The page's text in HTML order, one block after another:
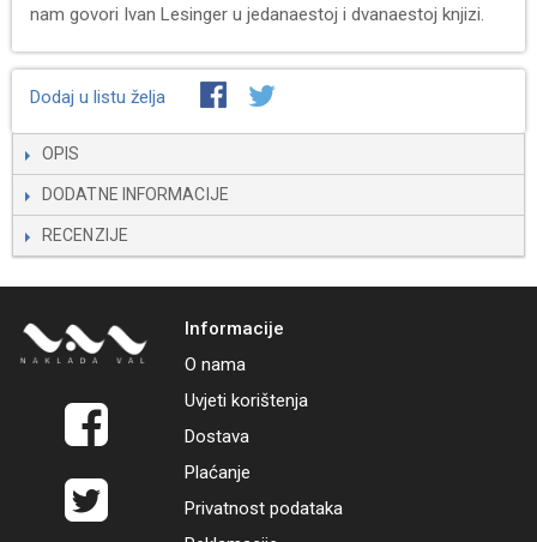
nam govori Ivan Lesinger u jedanaestoj i dvanaestoj knjizi.
Dodaj u listu želja
OPIS
DODATNE INFORMACIJE
RECENZIJE
Informacije
O nama
Uvjeti korištenja
Dostava
Plaćanje
Privatnost podataka